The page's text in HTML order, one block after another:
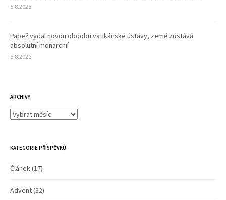
5.8.2026
Papež vydal novou obdobu vatikánské ústavy, země zůstává
absolutní monarchií
5.8.2026
ARCHIVY
Archivy
KATEGORIE PŘÍSPĚVKŮ
Článek(17)
Advent(32)